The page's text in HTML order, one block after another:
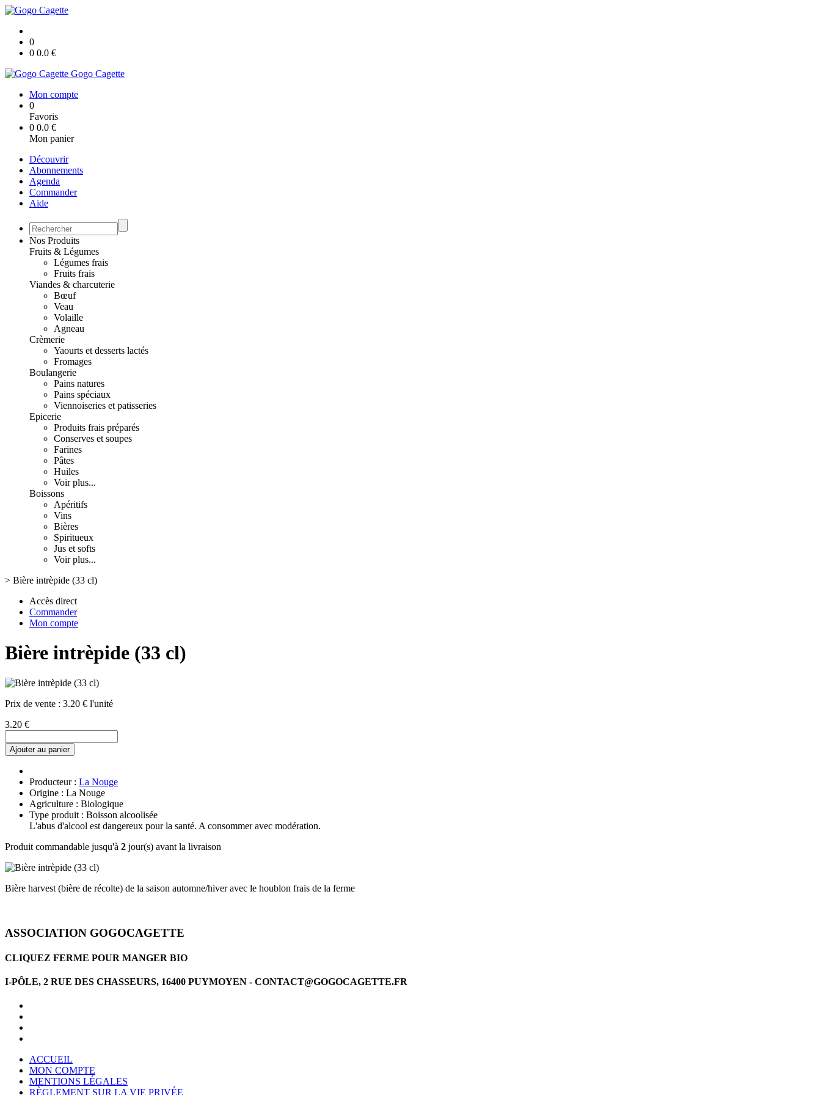
0
0 0.0 €
Gogo Cagette
Mon compte
0
Favoris
0 0.0 €
Mon panier
Découvrir
Abonnements
Agenda
Commander
Aide
Nos Produits
Fruits & Légumes
Légumes frais
Fruits frais
Viandes & charcuterie
Bœuf
Veau
Volaille
Agneau
Crèmerie
Yaourts et desserts lactés
Fromages
Boulangerie
Pains natures
Pains spéciaux
Viennoiseries et patisseries
Epicerie
Produits frais préparés
Conserves et soupes
Farines
Pâtes
Huiles
Voir plus...
Boissons
Apéritifs
Vins
Bières
Spiritueux
Jus et softs
Voir plus...
> Bière intrèpide (33 cl)
Accès direct
Commander
Mon compte
Bière intrèpide (33 cl)
Prix de vente : 3.20 € l'unité
3.20 €
Ajouter au panier
Producteur : La Nouge
Origine : La Nouge
Agriculture : Biologique
Type produit : Boisson alcoolisée
L'abus d'alcool est dangereux pour la santé. A consommer avec modération.
Produit commandable jusqu'à 2 jour(s) avant la livraison
Bière harvest (bière de récolte) de la saison automne/hiver avec le houblon frais de la ferme
ASSOCIATION GOGOCAGETTE
CLIQUEZ FERME POUR MANGER BIO
I-PÔLE, 2 RUE DES CHASSEURS, 16400 PUYMOYEN - CONTACT@GOGOCAGETTE.FR
ACCUEIL
MON COMPTE
MENTIONS LÉGALES
RÈGLEMENT SUR LA VIE PRIVÉE